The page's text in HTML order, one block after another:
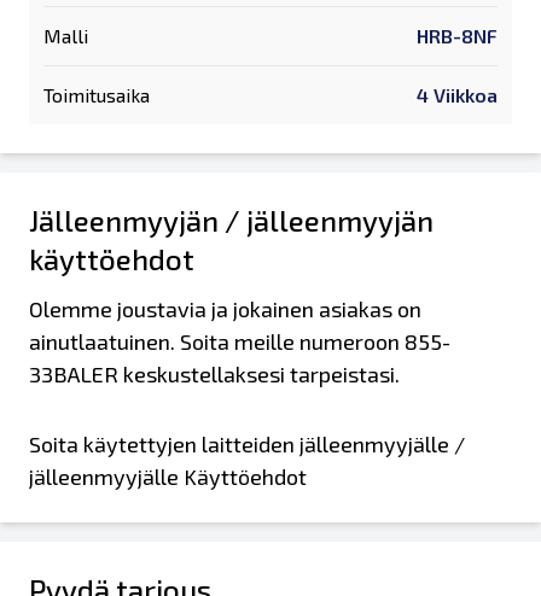
Malli HRB-8NF
Toimitusaika 4 Viikkoa
Jälleenmyyjän / jälleenmyyjän
käyttöehdot
Olemme joustavia ja jokainen asiakas on
ainutlaatuinen. Soita meille numeroon 855-
33BALER keskustellaksesi tarpeistasi.
Soita käytettyjen laitteiden jälleenmyyjälle /
jälleenmyyjälle Käyttöehdot